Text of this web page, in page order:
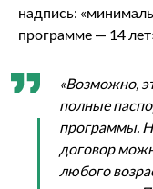
надпись:
программе — 14
«Возможно,
полные
программы.
договор
любого